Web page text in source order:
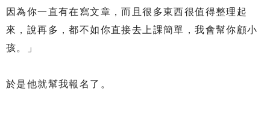
因為你一直有在寫文章，而且很多東西很值得整理起
來，說再多，都不如你直接去上課簡單，我會幫你顧小
孩。」
於是他就幫我報名了。